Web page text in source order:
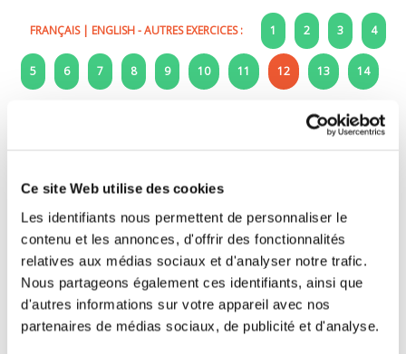
Ce site Web utilise des cookies
Les identifiants nous permettent de personnaliser le
contenu et les annonces, d'offrir des fonctionnalités
relatives aux médias sociaux et d'analyser notre trafic.
Nous partageons également ces identifiants, ainsi que
d'autres informations sur votre appareil avec nos
partenaires de médias sociaux, de publicité et d'analyse.
FRANÇAIS| ENGLISH- AUTRES EXERCICES : 1 2 3 4
5 6 7 8 9 10 11 12 13 14
12 - Learn alphabetical order with French
to right. (click and drag words)
moto caravane lunette koala